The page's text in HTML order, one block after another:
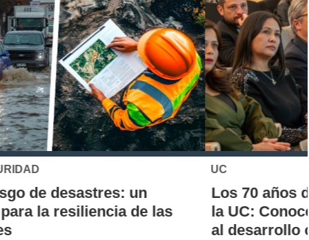
UC
Los 70 años de la Carrera de Química de
la UC: Conoce su historia, hitos y aporte
al desarrollo científico del país